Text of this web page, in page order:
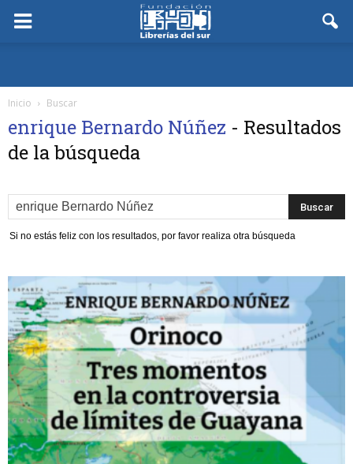
Inicio Buscar
enrique Bernardo Núñez - Resultados
de la búsqueda
Si no estás feliz con los resultados, por favor realiza otra búsqueda